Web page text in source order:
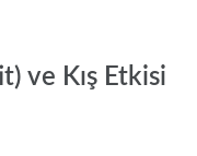
ve Kış Etkisi